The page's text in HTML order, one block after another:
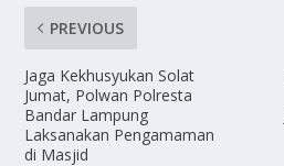
PREVIOUS
Jaga Kekhusyukan Solat
Jumat, Polwan Polresta
Bandar Lampung
Laksanakan Pengamaman
di Masjid